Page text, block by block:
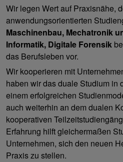
Wir legen Wert auf Praxisnähe,
anwendungsorientierten
Maschinenbau, Mechatronik
Informatik, Digitale Forensik
das Berufsleben vor.
Wir kooperieren mit
haben wir das duale Studium in
einem erfolgreichen
auch weiterhin an dem dualen
kooperativen
Erfahrung hilft gleichermaßen
Unternehmen, sich den neuen
Praxis zu stellen.